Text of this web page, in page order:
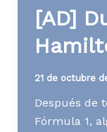
[AD]
21 de octubre
Después de
Fórmula 1,